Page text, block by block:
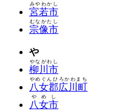
宮若市
みやわかし
宗像市
むなかたし
や
柳川市
やながわし
八女郡広川町
やめぐんひろかわまち
八女市
やめし